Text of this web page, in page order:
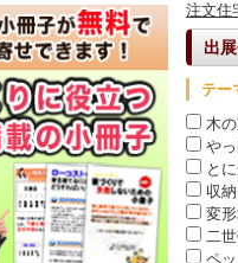
注文住
出
テー
木
や
と
収
変
二
ペ